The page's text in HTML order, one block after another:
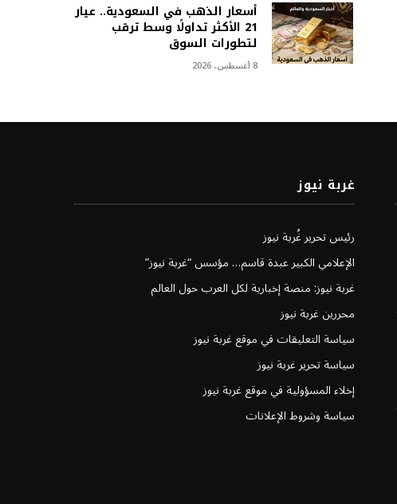
أسعار الذهب في السعودية.. عيار
21 الأكثر تداولًا وسط ترقب
لتطورات السوق
8 أغسطس، 2026
غربة نيوز
رئيس تحرير غُربة نيوز
الإعلامي الكبير عبدة قاسم… مؤسس “غربة نيوز”
غربة نيوز: منصة إخبارية لكل العرب حول العالم
محررين غربة نيوز
سياسة التعليقات في موقع غربة نيوز
سياسة تحرير غربة نيوز
إخلاء المسؤولية في موقع غربة نيوز
سياسة وشروط الإعلانات